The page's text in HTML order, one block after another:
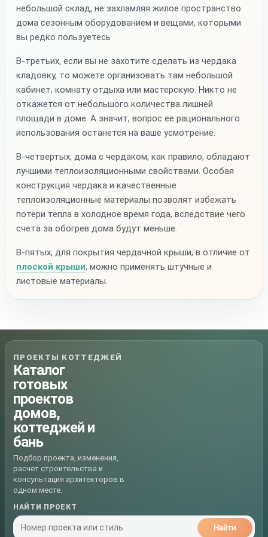
небольшой склад, не захламляя жилое пространство
дома сезонным оборудованием и вещами, которыми
вы редко пользуетесь
В-третьих, если вы не захотите сделать из чердака
кладовку, то можете организовать там небольшой
кабинет, комнату отдыха или мастерскую. Никто не
откажется от небольшого количества лишней
площади в доме. А значит, вопрос ее рационального
использования останется на ваше усмотрение.
В-четвертых, дома с чердаком, как правило, обладают
лучшими теплоизоляционными свойствами. Особая
конструкция чердака и качественные
теплоизоляционные материалы позволят избежать
потери тепла в холодное время года, вследствие чего
счета за обогрев дома будут меньше.
В-пятых, для покрытия чердачной крыши, в отличие от
плоской крыши, можно применять штучные и
листовые материалы.
ПРОЕКТЫ КОТТЕДЖЕЙ
Каталог
готовых
проектов
домов,
коттеджей и
бань
Подбор проекта, изменения,
расчёт строительства и
консультация архитекторов в
одном месте.
НАЙТИ ПРОЕКТ
Найти